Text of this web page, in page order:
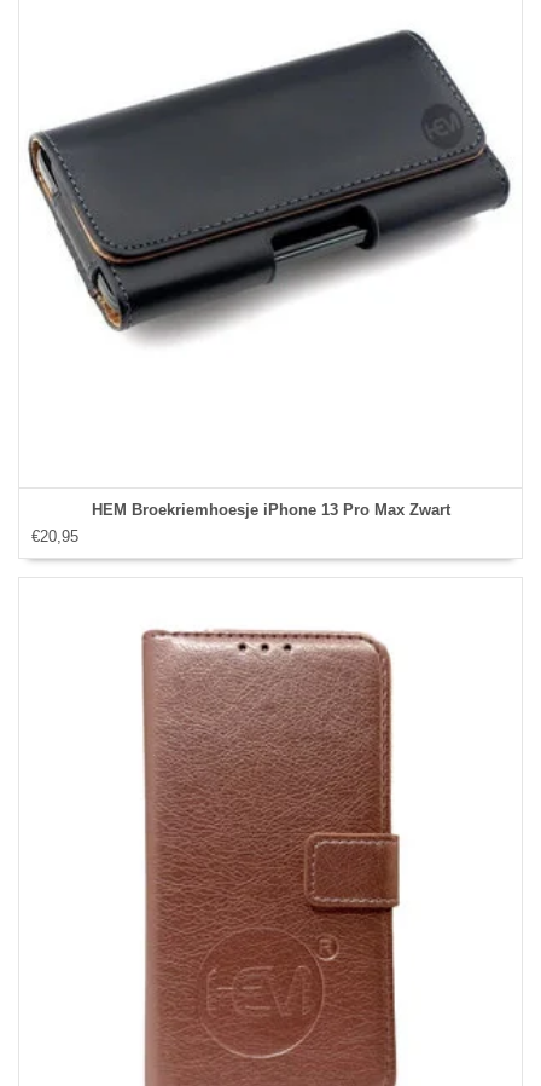
HEM Broekriemhoesje iPhone 13 Pro Max Zwart
€20,95